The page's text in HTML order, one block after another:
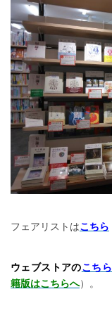
フェアリストはこちら
ウェブストアのこちら
籍版はこちらへ）。